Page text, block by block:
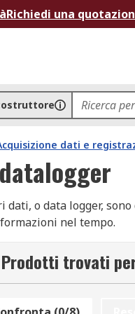
Richiedi una
dati e
dati, o data logger,
nel tempo.
riguardare varie
accessori per data
trovati